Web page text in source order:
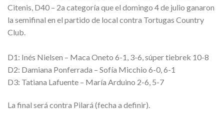
Citenis, D40 – 2a categoría que el domingo 4 de julio ganaron
la semifinal en el partido de local contra Tortugas Country
Club.
D1: Inés Nielsen – Maca Oneto 6-1, 3-6, súper tiebrek 10-8
D2: Damiana Ponferrada – Sofía Micchio 6-0, 6-1
D3: Tatiana Lafuente – María Arduino 2-6, 5-7
La final será contra Pilará (fecha a definir).